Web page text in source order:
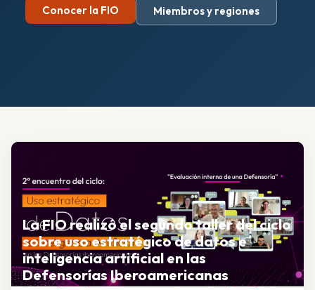
Conocer la FIO Miembros y regiones
La FIO realizó el segundo taller del ciclo
sobre uso estratégico de datos e
inteligencia artificial en las
Defensorías Iberoamericanas